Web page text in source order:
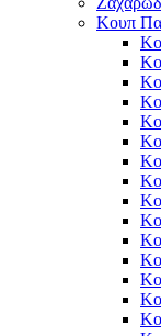
Κουπ